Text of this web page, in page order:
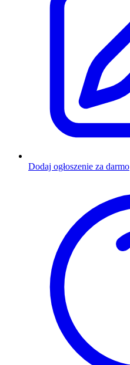
Dodaj ogłoszenie za darmo